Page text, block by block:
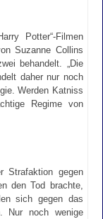
Potter“-Filmen
Suzanne Collins
behandelt. „Die
daher nur noch
Werden Katniss
Regime von
Strafaktion gegen
den Tod brachte,
sich gegen das
Nur noch wenige